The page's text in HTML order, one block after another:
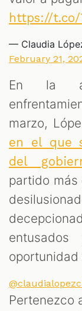
https://t.co/
— Claudia
February 21,
En la
marzo,
en el que
del
partido más
oportunidad
Pertenezco